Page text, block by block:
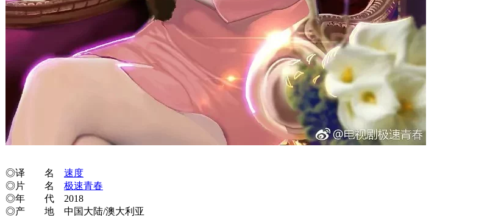
◎译 名 速度
◎片 名 极速青春
◎年 代 2018
◎产 地 中国大陆/澳大利亚